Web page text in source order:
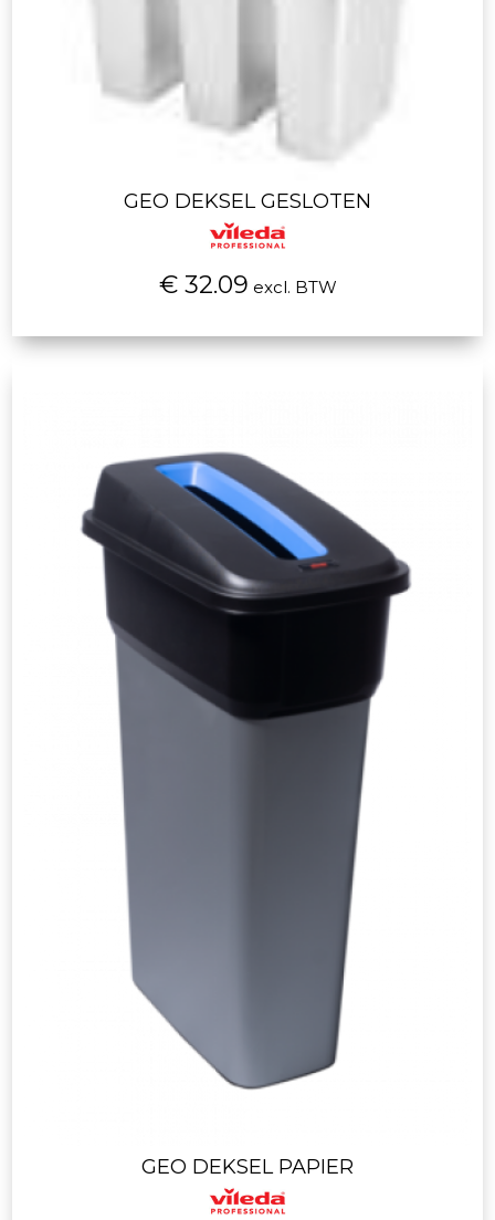
GEO DEKSEL GESLOTEN
€ 32.09 excl. BTW
GEO DEKSEL PAPIER